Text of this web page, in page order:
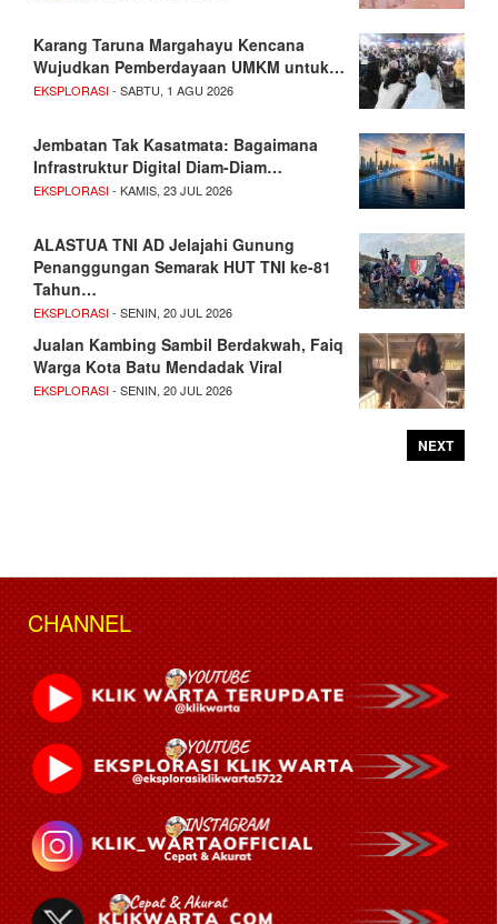
Karang Taruna Margahayu Kencana
Wujudkan Pemberdayaan UMKM untuk…
EKSPLORASI- SABTU, 1 AGU 2026
Jembatan Tak Kasatmata: Bagaimana
Infrastruktur Digital Diam-Diam…
EKSPLORASI- KAMIS, 23 JUL 2026
ALASTUA TNI AD Jelajahi Gunung
Penanggungan Semarak HUT TNI ke-81
Tahun…
EKSPLORASI- SENIN, 20 JUL 2026
Jualan Kambing Sambil Berdakwah, Faiq
Warga Kota Batu Mendadak Viral
EKSPLORASI- SENIN, 20 JUL 2026
NEXT
CHANNEL